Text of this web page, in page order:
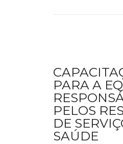
PARA A
PELOS
DE
SAÚDE